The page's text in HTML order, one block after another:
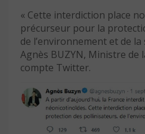
« Cette interdiction place
précurseur pour la
de l’environnement et de la
Agnès BUZYN, Ministre de
compte Twitter.